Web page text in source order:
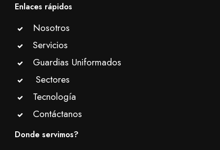
Enlaces rápidos
Nosotros
Servicios
Guardias Uniformados
Sectores
Tecnología
Contáctanos
Donde servimos?